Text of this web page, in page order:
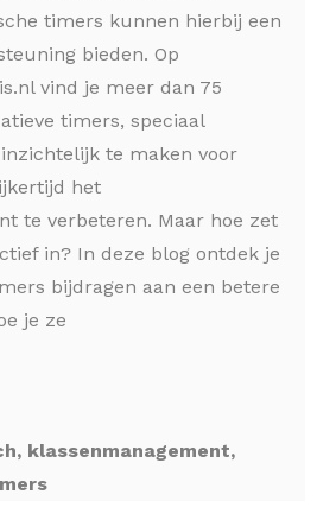
timers kunnen hierbij een
bieden. Op
vind je meer dan 75
timers, speciaal
te maken voor
het
te verbeteren. Maar hoe zet
in? In deze blog ontdek je
bijdragen aan een betere
je ze
klassenmanagement,